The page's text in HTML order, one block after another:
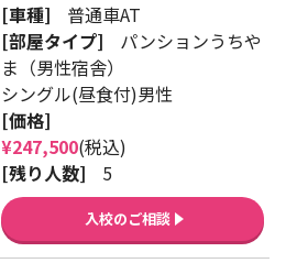
[車種]
普通車AT
[部屋タイプ]
パンションうちや
ま（男性宿舎）
シングル(昼食付)男性
[価格]
¥247,500(税込)
[残り人数]
5
入校のご相談